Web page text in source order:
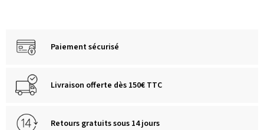
Paiement sécurisé
Livraison offerte dès 150€ TTC
Retours gratuits sous 14 jours